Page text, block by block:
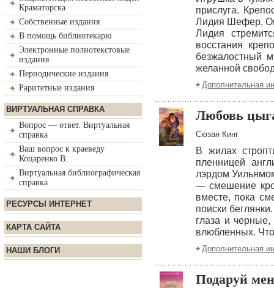
Краматорска
Собственные издания
В помощь библиотекарю
Электронные полнотекстовые
издания
Периодические издания
Раритетные издания
ВИРТУАЛЬНАЯ СПРАВКА
Вопрос — ответ. Виртуальная
справка
Ваш вопрос к краеведу
Коцаренко В.
Виртуальная библиографическая
справка
РЕСУРСЫ ИНТЕРНЕТ
КАРТА САЙТА
НАШИ БЛОГИ
прислуга.
Лидия Шефер.
Лидия
восстания
безжалостный
желанной
Дополнительная
Любовь
Сюзан Кинг
В жилах
пленницей
лэрдом
— смешение
вместе, пока
поиски
глаза и черные,
влюбленных.
Дополнительная
Подаруй